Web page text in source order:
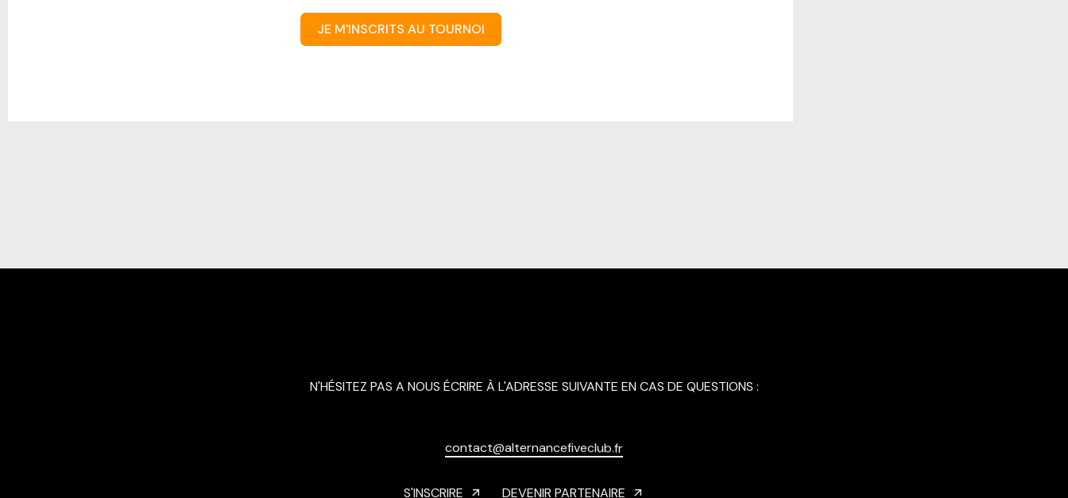
JE M'INSCRITS AU TOURNOI
N'HÉSITEZ PAS A NOUS ÉCRIRE À L'ADRESSE SUIVANTE EN CAS DE QUESTIONS :
contact@alternancefiveclub.fr
S'INSCRIRE DEVENIR PARTENAIRE